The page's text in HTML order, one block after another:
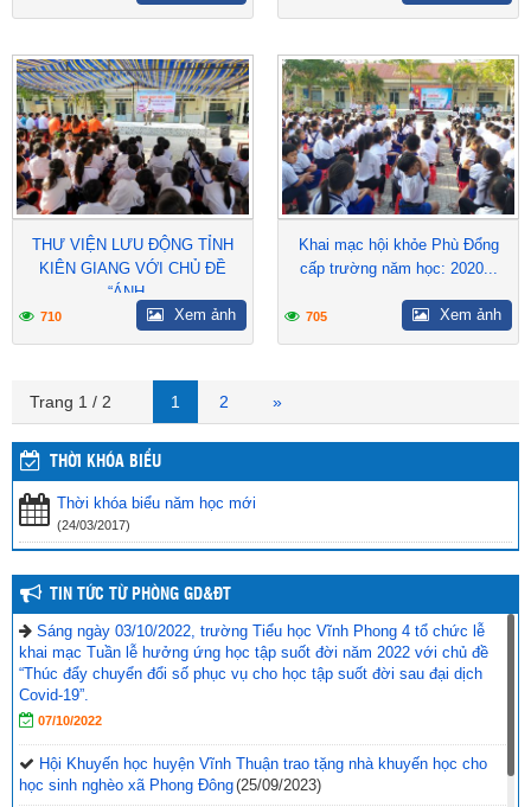
THƯ VIỆN LƯU ĐỘNG TỈNH
KIÊN GIANG VỚI CHỦ ĐỀ
“ÁNH...
710 Xem ảnh
Khai mạc hội khỏe Phù Đổng
cấp trường năm học: 2020...
705 Xem ảnh
Trang 1 / 2 1 2 »
THỜI KHÓA BIỂU
Thời khóa biểu năm học mới
(24/03/2017)
TIN TỨC TỪ PHÒNG GD&ĐT
Sáng ngày 03/10/2022, trường Tiểu học Vĩnh Phong 4 tổ chức lễ
khai mạc Tuần lễ hưởng ứng học tập suốt đời năm 2022 với chủ đề
“Thúc đẩy chuyển đổi số phục vụ cho học tập suốt đời sau đại dịch
Covid-19”.
07/10/2022
Hội Khuyến học huyện Vĩnh Thuận trao tặng nhà khuyến học cho
học sinh nghèo xã Phong Đông(25/09/2023)